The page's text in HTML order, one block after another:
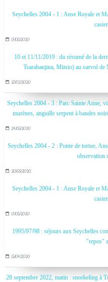
Seychelles 2004 - 1 : Anse Royale et
17/05/2020
10 et 11/11/2019 : du résumé de la
Tsarabanjina, Mitsio) au survol de
27/02/2020
Seychelles 2004 - 3 : Parc Sainte Anne,
murènes, anguille serpent à bandes
24/05/2020
Seychelles 2004 - 2 : Ponte de tortue,
observation
20/05/2020
Seychelles 2004 - 1 : Anse Royale et
17/05/2020
1995/97/98 : séjours aux Seychelles
"repos"
15/04/2020
28 septembre 2022, matin : snorkeling à